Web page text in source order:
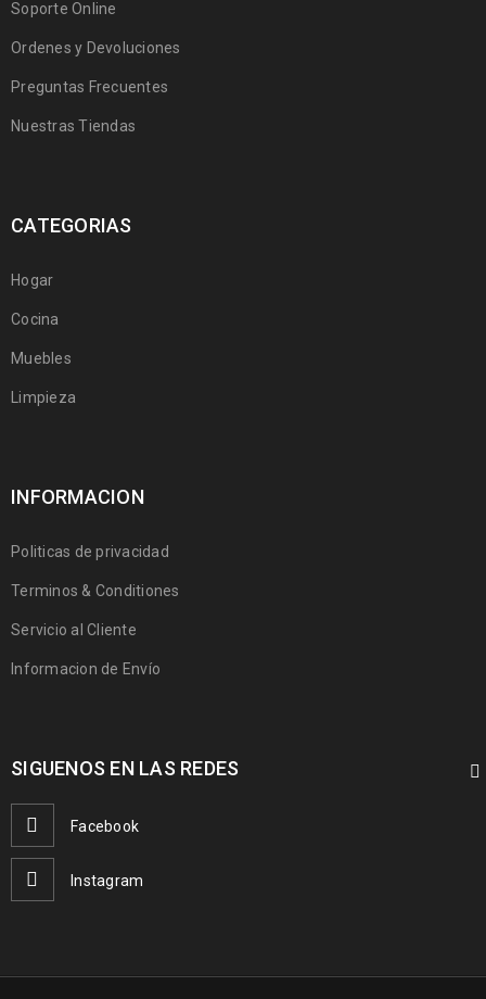
Soporte Online
Ordenes y Devoluciones
Preguntas Frecuentes
Nuestras Tiendas
CATEGORIAS
Hogar
Cocina
Muebles
Limpieza
INFORMACION
Politicas de privacidad
Terminos & Conditiones
Servicio al Cliente
Informacion de Envío
SIGUENOS EN LAS REDES
Facebook
Instagram